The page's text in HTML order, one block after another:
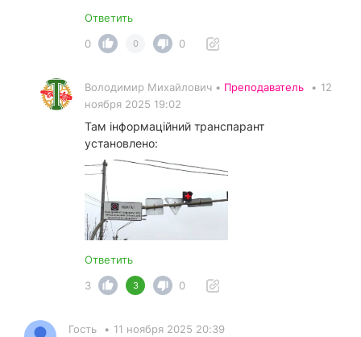
Ответить
0
0 0
Володимир Михайлович • Преподаватель • 12
ноября 2025 19:02
Там інформаційний транспарант
установлено:
Ответить
3
3 0
Гость • 11 ноября 2025 20:39